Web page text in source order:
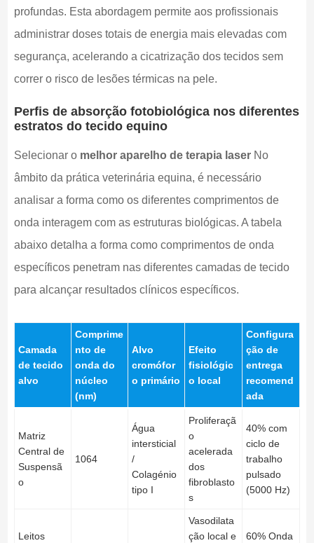
profundas. Esta abordagem permite aos profissionais
administrar doses totais de energia mais elevadas com
segurança, acelerando a cicatrização dos tecidos sem
correr o risco de lesões térmicas na pele.
Perfis de absorção fotobiológica nos diferentes
estratos do tecido equino
Selecionar o melhor aparelho de terapia laserNo
âmbito da prática veterinária equina, é necessário
analisar a forma como os diferentes comprimentos de
onda interagem com as estruturas biológicas. A tabela
abaixo detalha a forma como comprimentos de onda
específicos penetram nas diferentes camadas de tecido
para alcançar resultados clínicos específicos.
Camada
de tecido
alvo
Comprime
nto de
onda do
núcleo
(nm)
Alvo
cromófor
o primário
Efeito
fisiológic
o local
Configura
ção de
entrega
recomend
ada
Matriz
Central de
Suspensã
o
1064
Água
intersticial
/
Colagénio
tipo I
Proliferaçã
o
acelerada
dos
fibroblasto
s
40% com
ciclo de
trabalho
pulsado
(5000 Hz)
Leitos
Vasodilata
ção local e
60% Onda